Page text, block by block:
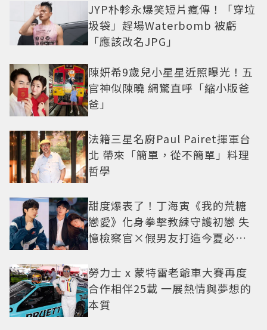
JYP朴軫永爆笑短片瘋傳！「穿垃
圾袋」趕場Waterbomb 被虧
「應該改名JPG」
陳妍希9歲兒小星星近照曝光！五
官神似陳曉 網驚直呼「縮小版爸
爸」
法籍三星名廚Paul Pairet揮軍台
北 帶來「簡單，從不簡單」料理
哲學
甜度爆表了！丁海寅《我的荒糖
戀愛》化身拳擊教練守護初戀 失
憶檢察官×假男友打造今夏必看
勞力士 x 蒙特雷老爺車大賽再度
合作相伴25載 一展熱情與夢想的
本質